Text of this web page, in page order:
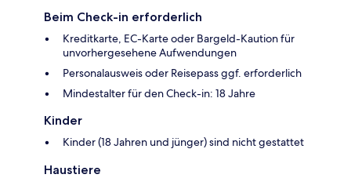
Beim Check-in erforderlich
Kreditkarte, EC-Karte oder Bargeld-Kaution für
unvorhergesehene Aufwendungen
Personalausweis oder Reisepass ggf. erforderlich
Mindestalter für den Check-in: 18 Jahre
Kinder
Kinder (18 Jahren und jünger) sind nicht gestattet
Haustiere